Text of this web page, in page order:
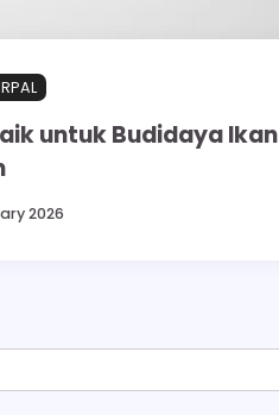
untuk Budidaya Ikan
2026